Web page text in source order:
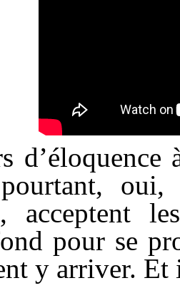
oui,
acceptent
pour se
y arriver.